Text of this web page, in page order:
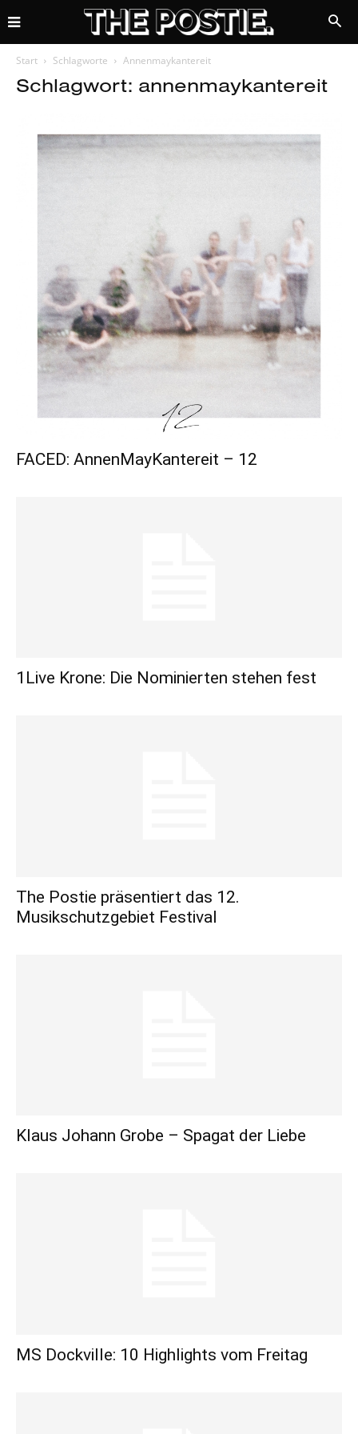
Start Schlagworte Annenmaykantereit
Schlagwort: annenmaykantereit
FACED: AnnenMayKantereit – 12
1Live Krone: Die Nominierten stehen fest
The Postie präsentiert das 12.
Musikschutzgebiet Festival
Klaus Johann Grobe – Spagat der Liebe
MS Dockville: 10 Highlights vom Freitag